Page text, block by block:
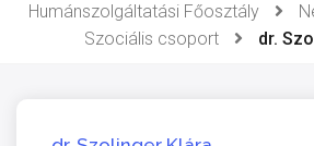
Humánszolgáltatási Főosztály
Szociális csoport
dr.